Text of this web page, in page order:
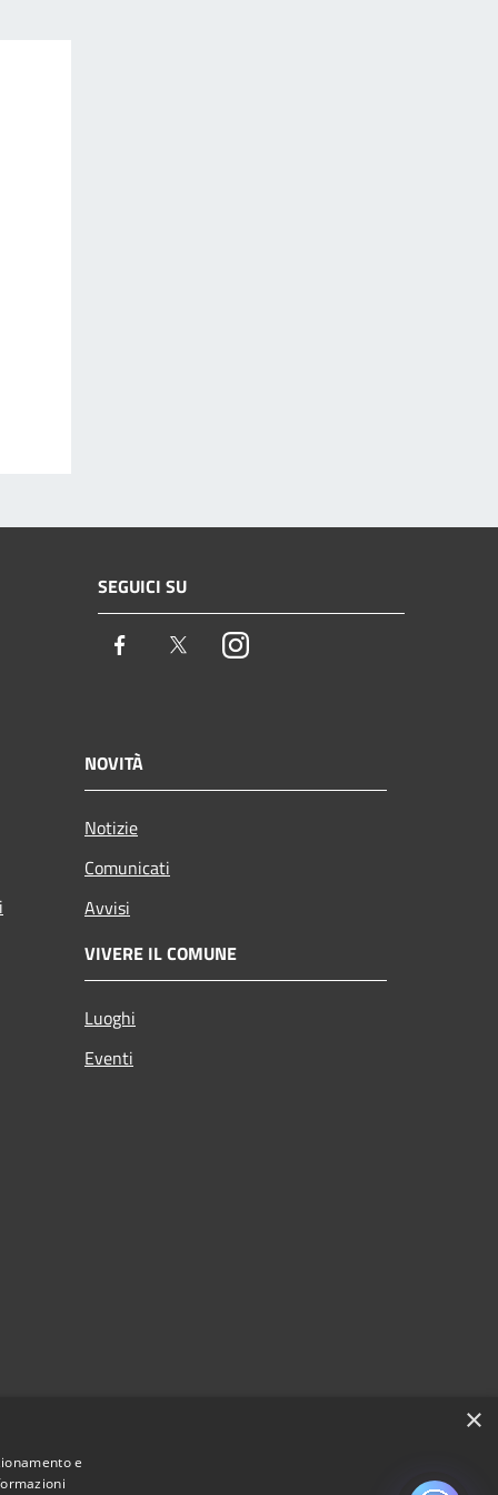
SEGUICI SU
Facebook TwitterInstagram
NOVITÀ
Notizie
Comunicati
Avvisi
VIVERE IL COMUNE
Luoghi
Eventi
×
e